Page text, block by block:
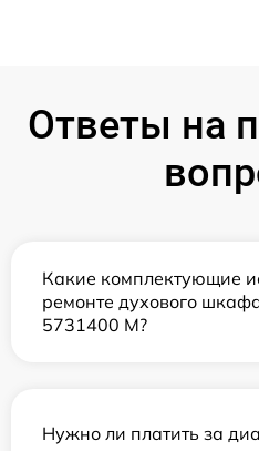
Ответы на
Какие комплектующие
ремонте духового
5731400 M?
Нужно ли платить за